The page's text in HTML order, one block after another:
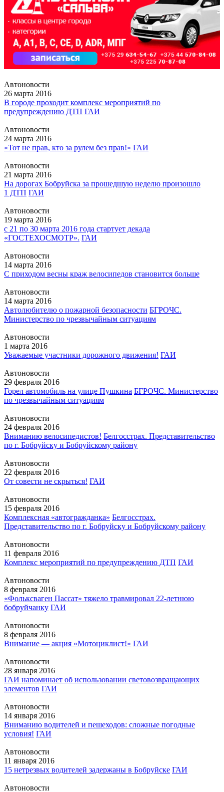
Автоновости
26 марта 2016
В городе проходит комплекс мероприятий по
предупреждению ДТП ГАИ
Автоновости
24 марта 2016
«Тот не прав, кто за рулем без прав!» ГАИ
Автоновости
21 марта 2016
На дорогах Бобруйска за прошедшую неделю произошло
1 ДТП ГАИ
Автоновости
19 марта 2016
с 21 по 30 марта 2016 года стартует декада
«ГОСТЕХОСМОТР». ГАИ
Автоновости
14 марта 2016
С приходом весны краж велосипедов становится больше
Автоновости
14 марта 2016
Автолюбителю о пожарной безопасности БГРОЧС.
Министерство по чрезвычайным ситуациям
Автоновости
1 марта 2016
Уважаемые участники дорожного движения! ГАИ
Автоновости
29 февраля 2016
Горел автомобиль на улице Пушкина БГРОЧС. Министерство
по чрезвычайным ситуациям
Автоновости
24 февраля 2016
Вниманию велосипедистов! Белгосстрах. Представительство
по г. Бобруйску и Бобруйскому району
Автоновости
22 февраля 2016
От совести не скрыться! ГАИ
Автоновости
15 февраля 2016
Комплексная «автогражданка» Белгосстрах.
Представительство по г. Бобруйску и Бобруйскому району
Автоновости
11 февраля 2016
Комплекс мероприятий по предупреждению ДТП ГАИ
Автоновости
8 февраля 2016
«Фольксваген Пассат» тяжело травмировал 22-летнюю
бобруйчанку ГАИ
Автоновости
8 февраля 2016
Внимание — акция «Мотоциклист!» ГАИ
Автоновости
28 января 2016
ГАИ напоминает об использовании световозвращающих
элементов ГАИ
Автоновости
14 января 2016
Вниманию водителей и пешеходов: сложные погодные
условия! ГАИ
Автоновости
11 января 2016
15 нетрезвых водителей задержаны в Бобруйске ГАИ
Автоновости